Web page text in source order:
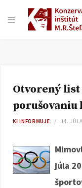
Otvorený
porušovaniu
KI INFORMUJE 14.
júla